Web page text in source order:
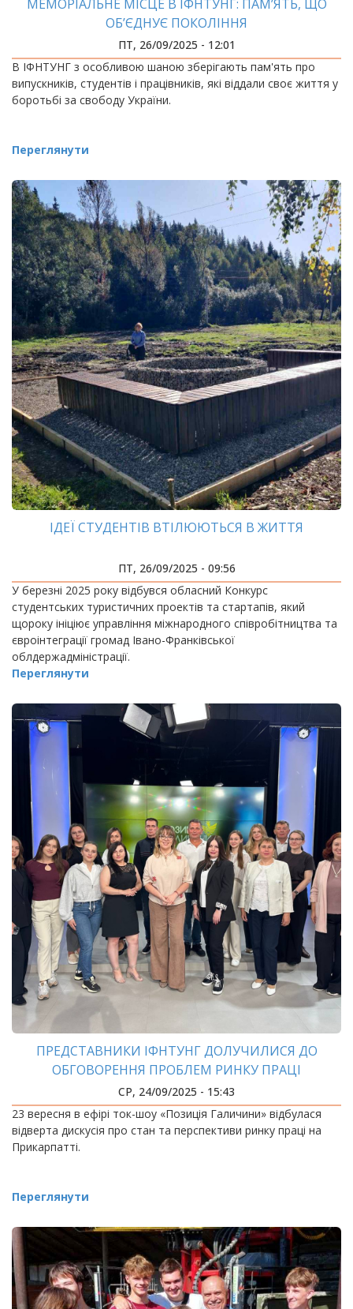
МЕМОРІАЛЬНЕ МІСЦЕ В ІФНТУНГ: ПАМ’ЯТЬ, ЩО
ОБ’ЄДНУЄ ПОКОЛІННЯ
ПТ, 26/09/2025 - 12:01
В ІФНТУНГ з особливою шаною зберігають пам'ять про
випускників, студентів і працівників, які віддали своє життя у
боротьбі за свободу України.
Переглянути
ІДЕЇ СТУДЕНТІВ ВТІЛЮЮТЬСЯ В ЖИТТЯ
ПТ, 26/09/2025 - 09:56
У березні 2025 року відбувся обласний Конкурс
студентських туристичних проектів та стартапів, який
щороку ініціює управління міжнародного співробітництва та
євроінтеграції громад Івано-Франківської
облдержадміністрації.
Переглянути
ПРЕДСТАВНИКИ ІФНТУНГ ДОЛУЧИЛИСЯ ДО
ОБГОВОРЕННЯ ПРОБЛЕМ РИНКУ ПРАЦІ
СР, 24/09/2025 - 15:43
23 вересня в ефірі ток-шоу «Позиція Галичини» відбулася
відверта дискусія про стан та перспективи ринку праці на
Прикарпатті.
Переглянути